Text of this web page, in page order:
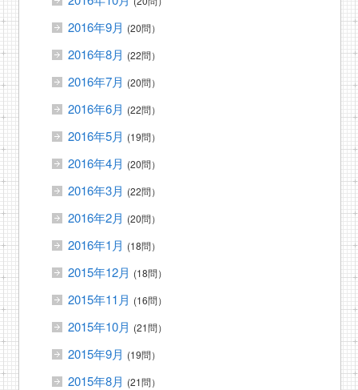
2016年9月 (20問）
2016年8月 (22問）
2016年7月 (20問）
2016年6月 (22問）
2016年5月 (19問）
2016年4月 (20問）
2016年3月 (22問）
2016年2月 (20問）
2016年1月 (18問）
2015年12月 (18問）
2015年11月 (16問）
2015年10月 (21問）
2015年9月 (19問）
2015年8月 (21問）